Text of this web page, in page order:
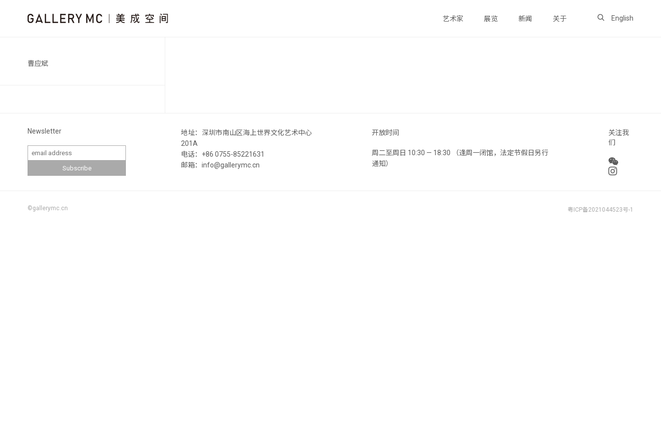
艺术家 展览 新闻 关于 English
曹应斌
Newsletter
地址：深圳市南山区海上世界文化艺术中心
201A
电话：+86 0755-85221631
邮箱：info@gallerymc.cn
开放时间
周二至周日 10:30 — 18:30 （逢周一闭馆，法定节假日另行
通知）
关注我
们
©gallerymc.cn 粤ICP备2021044523号-1